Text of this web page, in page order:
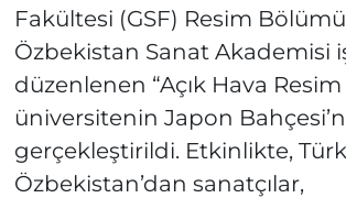
Fakültesi (GSF) Resim
Özbekistan Sanat Akademisi
düzenlenen “Açık Hava Resim
üniversitenin Japon
gerçekleştirildi. Etkinlikte,
Özbekistan’dan sanatçılar,